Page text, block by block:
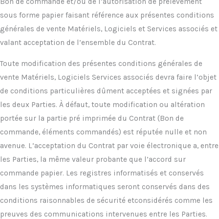
sous forme papier faisant référence aux présentes conditions
générales de vente Matériels, Logiciels et Services associés et
valant acceptation de l’ensemble du Contrat.
Toute modification des présentes conditions générales de
vente Matériels, Logiciels Services associés devra faire l’objet
de conditions particulières dûment acceptées et signées par
les deux Parties. À défaut, toute modification ou altération
portée sur la partie pré imprimée du Contrat (Bon de
commande, éléments commandés) est réputée nulle et non
avenue. L’acceptation du Contrat par voie électronique a, entre
les Parties, la même valeur probante que l’accord sur
commande papier. Les registres informatisés et conservés
dans les systèmes informatiques seront conservés dans des
conditions raisonnables de sécurité etconsidérés comme les
preuves des communications intervenues entre les Parties.